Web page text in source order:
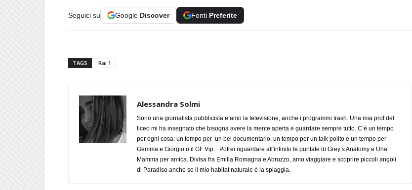
Seguici su Google Discover Fonti Preferite
TAGS Rai 1
Alessandra Solmi
Sono una giornalista pubblicista e amo la televisione, anche i programmi trash. Una mia prof del
liceo mi ha insegnato che bisogna avere la mente aperta e guardare sempre tutto. C’è un tempo
per ogni cosa: un tempo per un bel documentario, un tempo per un talk polito e un tempo per
Gemma e Giorgio o il GF Vip. Potrei riguardare all'infinito le puntate di Grey’s Anatomy e Una
Mamma per amica. Divisa fra Emilia Romagna e Abruzzo, amo viaggiare e scoprire piccoli angoli
di Paradiso anche se il mio habitat naturale è la spiaggia.